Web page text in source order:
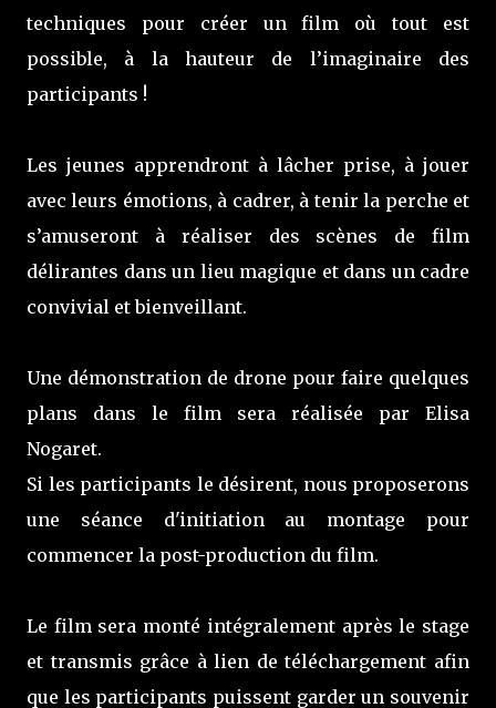
techniques pour créer un film où tout est
possible, à la hauteur de l’imaginaire des
participants !
Les jeunes apprendront à lâcher prise, à jouer
avec leurs émotions, à cadrer, à tenir la perche et
s’amuseront à réaliser des scènes de film
délirantes dans un lieu magique et dans un cadre
convivial et bienveillant.
Une démonstration de drone pour faire quelques
plans dans le film sera réalisée par Elisa
Nogaret.
Si les participants le désirent, nous proposerons
une séance d'initiation au montage pour
commencer la post-production du film.
Le film sera monté intégralement après le stage
et transmis grâce à lien de téléchargement afin
que les participants puissent garder un souvenir